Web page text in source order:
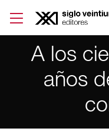
A los
años